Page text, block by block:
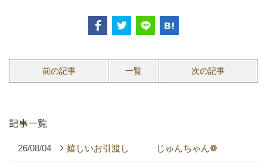
前の記事 一覧 次の記事
記事一覧
26/08/04 嬉しいお引渡し じゅんちゃん❁